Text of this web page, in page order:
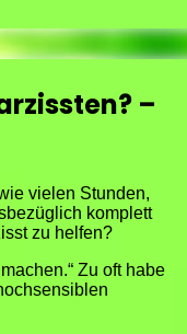
–
vielen Stunden,
komplett
zu helfen?
Zu oft habe